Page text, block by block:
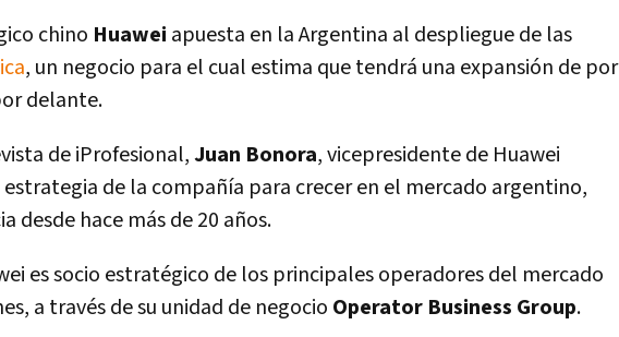
chino Huawei apuesta en la Argentina al despliegue de las
, un negocio para el cual estima que tendrá una expansión de por
delante.
de iProfesional,Juan Bonora, vicepresidente de Huawei
de la compañía para crecer en el mercado argentino,
desde hace más de 20 años.
es socio estratégico de los principales operadores del mercado
a través de su unidad de negocio Operator Business Group.